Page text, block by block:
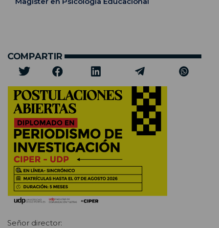
COMPARTIR
Señor director: